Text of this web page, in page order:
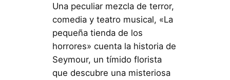
Una peculiar mezcla de terror,
comedia y teatro musical, «La
pequeña tienda de los
horrores» cuenta la historia de
Seymour, un tímido florista
que descubre una misteriosa